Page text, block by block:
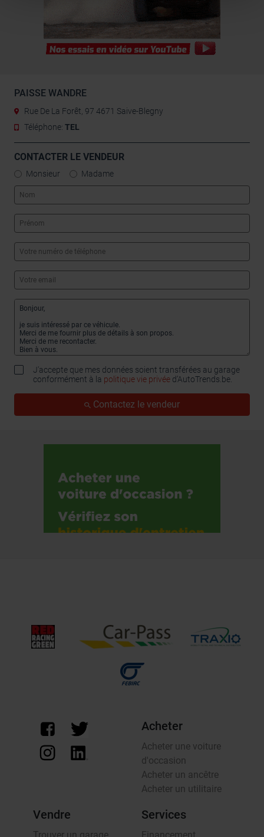
l’utilisation de notre site avec nos partenaires de
médias sociaux, de publicité et d’analyse, qui peuvent
combiner celles-ci avec d’autres informations que vous
leur avez fournies ou qu’ils ont collectées lors de votre
PAISSE WANDRE
Rue De La Forêt, 97 4671 Saive-Blegny
Téléphone: TEL
CONTACTER LE VENDEUR
Monsieur Madame
J'accepte que mes données soient transférées au garage
conformément à la politique vie privée d’AutoTrends.be.
Contactez le vendeur
Acheter
Acheter une voiture
d'occasion
Acheter un ancêtre
Acheter un utilitaire
Vendre Services